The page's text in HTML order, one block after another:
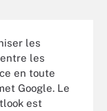
les
les
en toute
Google. Le
est